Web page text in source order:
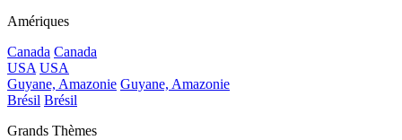
Amériques
Canada Canada
USA USA
Guyane, Amazonie Guyane, Amazonie
Brésil Brésil
Grands Thèmes